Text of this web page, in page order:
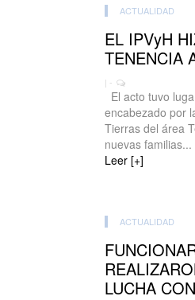
ACTUALIDAD
EL IPVyH
TENENCIA
| -
El acto tuvo
encabezado por
Tierras del área
nuevas familias...
Leer [+]
ACTUALIDAD
LUCHA